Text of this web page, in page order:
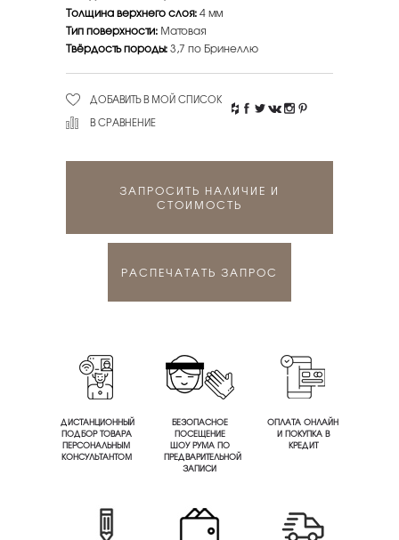
Толщина верхнего слоя:4 мм
Тип поверхности: Матовая
Твёрдость породы:3,7 по Бринеллю
ДОБАВИТЬ В МОЙ СПИСОК
В СРАВНЕНИЕ
ЗАПРОСИТЬ НАЛИЧИЕ И
СТОИМОСТЬ
РАСПЕЧАТАТЬ ЗАПРОС
ДИСТАНЦИОННЫЙ
ПОДБОР ТОВАРА
ПЕРСОНАЛЬНЫМ
КОНСУЛЬТАНТОМ
БЕЗОПАСНОЕ
ПОСЕЩЕНИЕ
ШОУ РУМА ПО
ПРЕДВАРИТЕЛЬНОЙ
ЗАПИСИ
ОПЛАТА ОНЛАЙН
И ПОКУПКА В
КРЕДИТ